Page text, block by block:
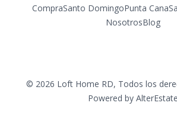
CompraSanto DomingoPunta Cana
NosotrosBlog
© 2026 Loft Home RD, Todos los
Powered by AlterEstate